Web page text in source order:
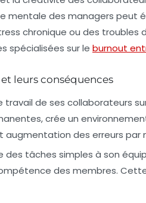
mentale des managers peut
chronique ou des troubles
spécialisées sur le burnout
leurs conséquences
travail de ses collaborateurs
crée un
augmentation des erreurs par
tâches simples à son
des membres.